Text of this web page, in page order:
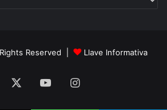
Reserved | Llave Informativa
YouTubeInstagram